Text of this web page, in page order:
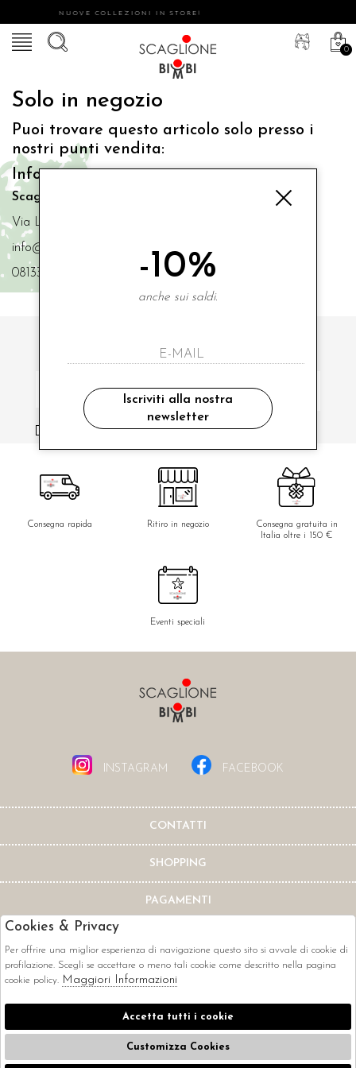
NUOVE COLLEZIONI IN STORE!
0
Solo in negozio
Puoi trovare questo articolo solo presso i
nostri punti vendita:
Info contatti
Scaglione Bimbi di Iacono Maria Angela
Via Luigi Mazzella,73 80077 Ischia
info@scaglionebimbi.com
0813331162
ISCRIVITI ALLA NOSTRA NEWSLETTER
ho letto ed accettato le condizioni sulla privacy.
Consegna rapida Ritiro in negozio
Consegna gratuita in
Italia oltre i 150 €
Eventi speciali
INSTAGRAM FACEBOOK
CONTATTI
SHOPPING
PAGAMENTI
CORRIERI
-10%
anche sui saldi.
Iscriviti alla nostra
newsletter
Cookies & Privacy
Per offrire una miglior esperienza di navigazione questo sito si avvale di cookie di
profilazione. Scegli se accettare o meno tali cookie come descritto nella pagina
cookie policy. Maggiori Informazioni
Accetta tutti i cookie
Customizza Cookies